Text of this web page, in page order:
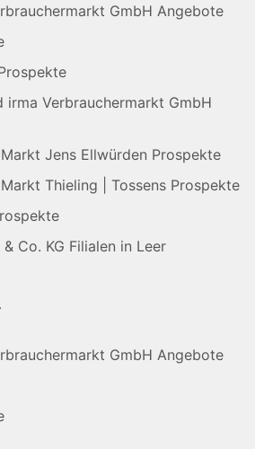
GmbH Angebote
irma Verbrauchermarkt GmbH
Jens Ellwürden Prospekte
Thieling | Tossens Prospekte
Co. KG Filialen in Leer
GmbH Angebote